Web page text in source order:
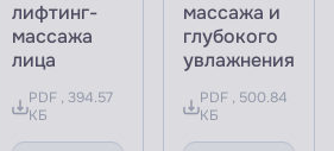
лифтинг-
массажа
лица
PDF , 394.57
КБ
массажа и
глубокого
увлажнения
PDF , 500.84
КБ